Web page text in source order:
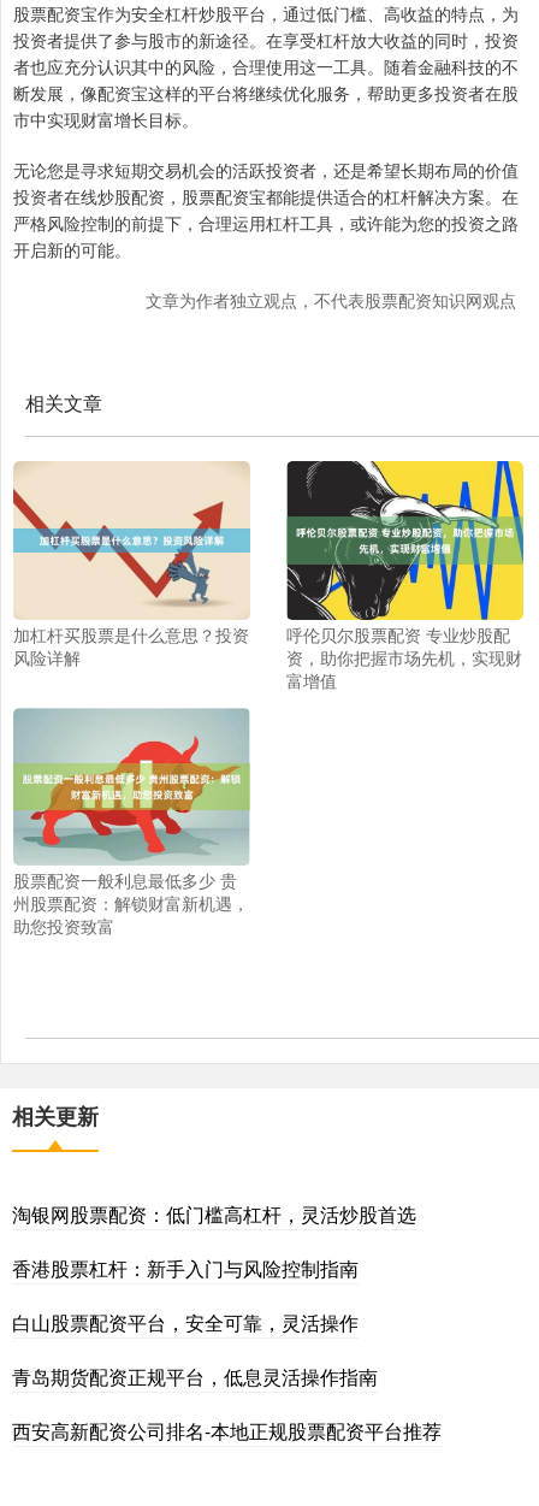
股票配资宝作为安全杠杆炒股平台，通过低门槛、高收益的特点，为
投资者提供了参与股市的新途径。在享受杠杆放大收益的同时，投资
者也应充分认识其中的风险，合理使用这一工具。随着金融科技的不
断发展，像配资宝这样的平台将继续优化服务，帮助更多投资者在股
市中实现财富增长目标。
无论您是寻求短期交易机会的活跃投资者，还是希望长期布局的价值
投资者在线炒股配资，股票配资宝都能提供适合的杠杆解决方案。在
严格风险控制的前提下，合理运用杠杆工具，或许能为您的投资之路
开启新的可能。
文章为作者独立观点，不代表股票配资知识网观点
相关文章
加杠杆买股票是什么意思？投资
风险详解
呼伦贝尔股票配资 专业炒股配
资，助你把握市场先机，实现财
富增值
股票配资一般利息最低多少 贵
州股票配资：解锁财富新机遇，
助您投资致富
相关更新
淘银网股票配资：低门槛高杠杆，灵活炒股首选
香港股票杠杆：新手入门与风险控制指南
白山股票配资平台，安全可靠，灵活操作
青岛期货配资正规平台，低息灵活操作指南
西安高新配资公司排名-本地正规股票配资平台推荐